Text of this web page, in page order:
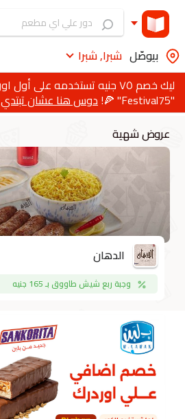
بيوصّل شبرا, شبرا
"Festival75" 🍕!
دوس هنا عشان تبتدي
عروض شهية
الدهان
وجبة ربع شيش طاووق بـ 165 جنيه